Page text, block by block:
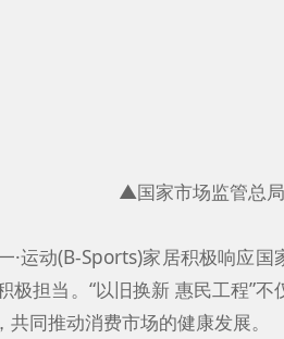
▲国家市场监管总
一·运动(B-Sports)家居积极响应
极担当。“以旧换新 惠民工程”
同推动消费市场的健康发展。